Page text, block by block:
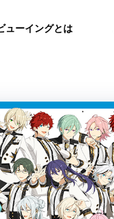
ューイングとは